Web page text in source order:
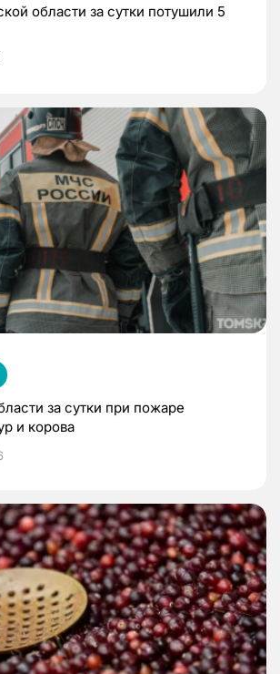
области за сутки потушили 5
за сутки при пожаре
и корова